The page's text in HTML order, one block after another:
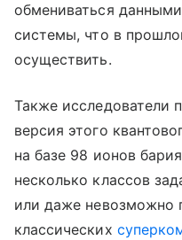
обмениваться
системы, что в
осуществить.
Также исследователи
версия этого
на базе 98 ионов
несколько классов
или даже невозможно
классических